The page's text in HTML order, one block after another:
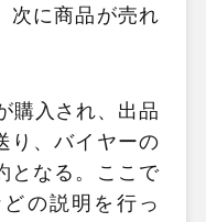
次に商品が売れ
購入され、出品
り、バイヤーの
となる。ここで
の説明を行っ